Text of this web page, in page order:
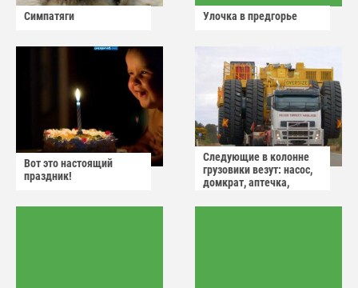
Симпатяги Улочка в предгорье
Вот это настоящий
праздник!
Следующие в колонне
грузовики везут: насос,
домкрат, аптечка,